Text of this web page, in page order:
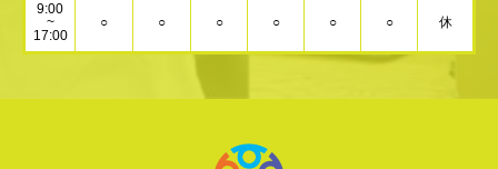
9:00
~
17:00
○ ○ ○ ○ ○ ○ 休